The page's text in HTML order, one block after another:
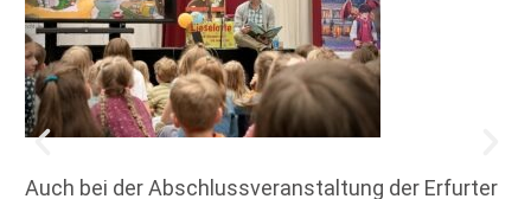
Auch bei der Abschlussveranstaltung der Erfurter